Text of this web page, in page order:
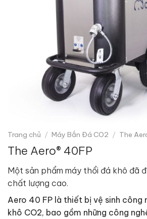
Trang chủ / Máy Bắn Đá CO2 / The
The Aero® 40FP
Một sản phẩm máy thổi đá khô đã
chất lượng cao.
Aero 40 FP là thiết bị vệ sinh công
khô CO2, bao gồm những công